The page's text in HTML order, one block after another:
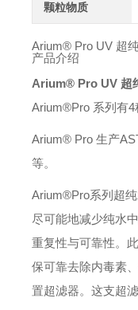
颗粒物质
Arium® Pro UV 超
产品介绍
Arium® Pro UV 超
Arium®Pro 系列有4
Arium® Pro 生产
等。
Arium®Pro系列超
尽可能地减少纯水
重复性与可靠性。
保可靠去除内毒素
置超滤器。这支超